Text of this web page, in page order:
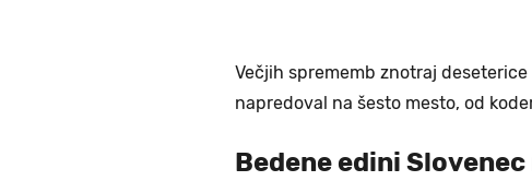
Večjih sprememb znotraj
napredoval na šesto mesto, od
Bedene edini